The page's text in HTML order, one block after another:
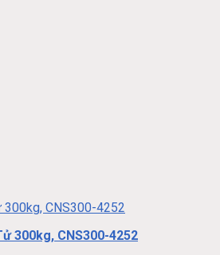
300kg, CNS300-4252
300kg, CNS300-4252